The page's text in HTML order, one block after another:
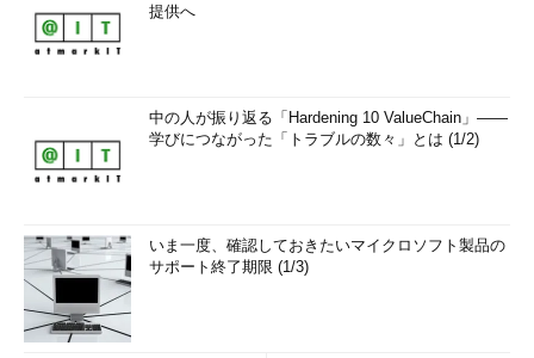
提供へ
中の人が振り返る「Hardening 10 ValueChain」――
学びにつながった「トラブルの数々」とは (1/2)
いま一度、確認しておきたいマイクロソフト製品の
サポート終了期限 (1/3)